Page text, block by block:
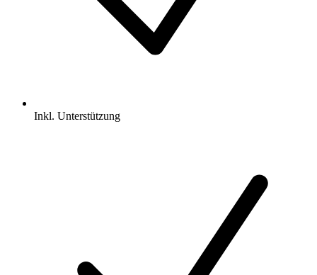
Inkl. Unterstützung